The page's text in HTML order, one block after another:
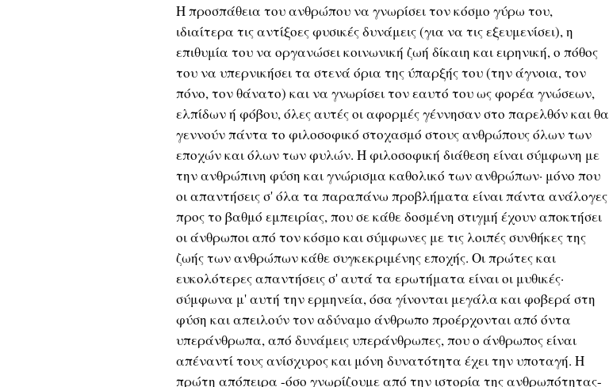
Η προσπάθεια του ανθρώπου να γνωρίσει τον κόσμο γύρω του,
ιδιαίτερα τις αντίξοες φυσικές δυνάμεις (για να τις εξευμενίσει), η
επιθυμία του να οργανώσει κοινωνική ζωή δίκαιη και ειρηνική, ο πόθος
του να υπερνικήσει τα στενά όρια της ύπαρξής του (την άγνοια, τον
πόνο, τον θάνατο) και να γνωρίσει τον εαυτό του ως φορέα γνώσεων,
ελπίδων ή φόβου, όλες αυτές οι αφορμές γέννησαν στο παρελθόν και θα
γεννούν πάντα το φιλοσοφικό στοχασμό στους ανθρώπους όλων των
εποχών και όλων των φυλών. Η φιλοσοφική διάθεση είναι σύμφωνη με
την ανθρώπινη φύση και γνώρισμα καθολικό των ανθρώπων· μόνο που
οι απαντήσεις σ' όλα τα παραπάνω προβλήματα είναι πάντα ανάλογες
προς το βαθμό εμπειρίας, που σε κάθε δοσμένη στιγμή έχουν αποκτήσει
οι άνθρωποι από τον κόσμο και σύμφωνες με τις λοιπές συνθήκες της
ζωής των ανθρώπων κάθε συγκεκριμένης εποχής. Οι πρώτες και
ευκολότερες απαντήσεις σ' αυτά τα ερωτήματα είναι οι μυθικές·
σύμφωνα μ' αυτή την ερμηνεία, όσα γίνονται μεγάλα και φοβερά στη
φύση και απειλούν τον αδύναμο άνθρωπο προέρχονται από όντα
υπεράνθρωπα, από δυνάμεις υπεράνθρωπες, που ο άνθρωπος είναι
απέναντί τους ανίσχυρος και μόνη δυνατότητα έχει την υποταγή. Η
πρώτη απόπειρα -όσο γνωρίζουμε από την ιστορία της ανθρωπότητας-